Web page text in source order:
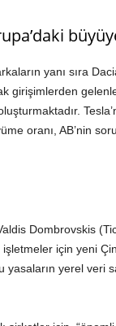
yanı sıra
girişimlerden
oranı, AB’nin
Dombrovskis
için yeni
yasaların yerel